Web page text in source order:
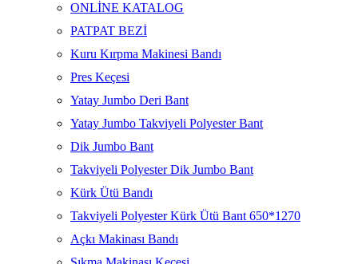
ONLİNE KATALOG
PATPAT BEZİ
Kuru Kırpma Makinesi Bandı
Pres Keçesi
Yatay Jumbo Deri Bant
Yatay Jumbo Takviyeli Polyester Bant
Dik Jumbo Bant
Takviyeli Polyester Dik Jumbo Bant
Kürk Ütü Bandı
Takviyeli Polyester Kürk Ütü Bant 650*1270
Açkı Makinası Bandı